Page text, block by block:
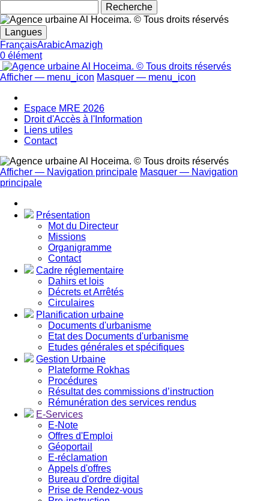
Langues
FrançaisArabicAmazigh
0 élément
Afficher — menu_icon Masquer — menu_icon
Espace MRE 2026
Droit d'Accès à l'Information
Liens utiles
Contact
Navigation
principale
Afficher — Navigation principale Masquer — Navigation
principale
Présentation
Mot du Directeur
Missions
Organigramme
Contact
Cadre réglementaire
Dahirs et lois
Décrets et Arrêtés
Circulaires
Planification urbaine
Documents d'urbanisme
Etat des Documents d'urbanisme
Etudes générales et spécifiques
Gestion Urbaine
Plateforme Rokhas
Procédures
Résultat des commissions d’instruction
Rémunération des services rendus
E-Services
E-Note
Offres d'Emploi
Géoportail
E-réclamation
Appels d'offres
Bureau d'ordre digital
Prise de Rendez-vous